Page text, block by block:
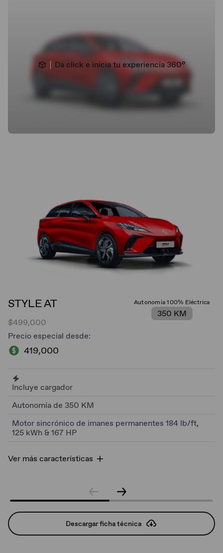
Da click e inicia tu experiencia 360°
STYLE AT
$499,000
Precio especial desde:
419,000
Autonomía 100% Eléctrica
350 KM
Incluye cargador
Autonomía de 350 KM
Motor sincrónico de imanes permanentes 184 lb/ft,
125 kWh & 167 HP
Ver más características
Descargar ficha técnica